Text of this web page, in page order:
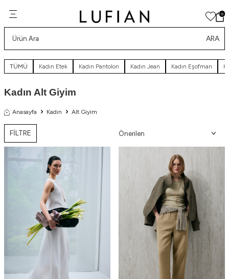
0
ARA
TÜMÜ Kadın Etek Kadın Pantolon Kadın Jean Kadın Eşofman
Kadın Alt Giyim
Anasayfa Kadın Alt Giyim
FİLTRE